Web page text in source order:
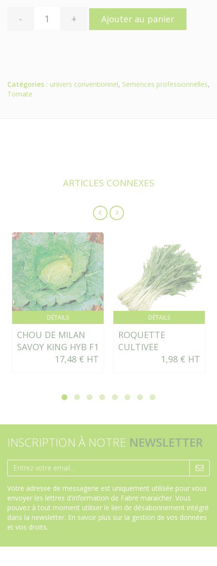
- + Ajouter au panier
Catégories : univers conventionnel, Semences professionnelles,
Tomate
ARTICLES CONNEXES
DÉTAILS
CHOU DE MILAN
SAVOY KING HYB F1
17,48 € HT
DÉTAILS
ROQUETTE
CULTIVEE
1,98 € HT
INSCRIPTION À NOTRE NEWSLETTER
Votre adresse de messagerie est uniquement utilisée pour vous
envoyer les lettres d'information de Fabre maraicher. Vous
pouvez à tout moment utiliser le lien de désabonnement intégré
dans la newsletter. En savoir plus sur la gestion de vos données
et vos droits.